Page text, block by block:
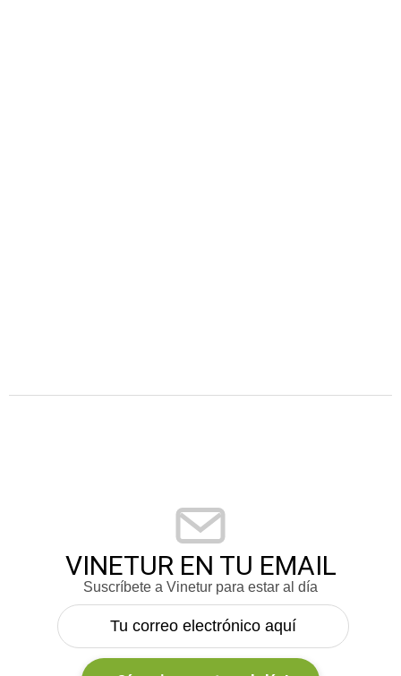
VINETUR EN TU EMAIL
Suscríbete a Vinetur para estar al día